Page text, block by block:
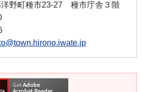
洋野町種市23-27 種市庁舎３階